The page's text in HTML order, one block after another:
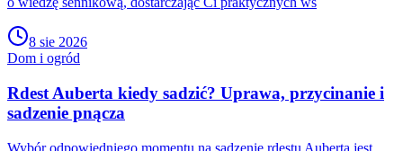
8 sie 2026
Dom i ogród
Rdest Auberta kiedy sadzić? Uprawa, przycinanie i
sadzenie pnącza
Wybór odpowiedniego momentu na sadzenie rdestu Auberta jest